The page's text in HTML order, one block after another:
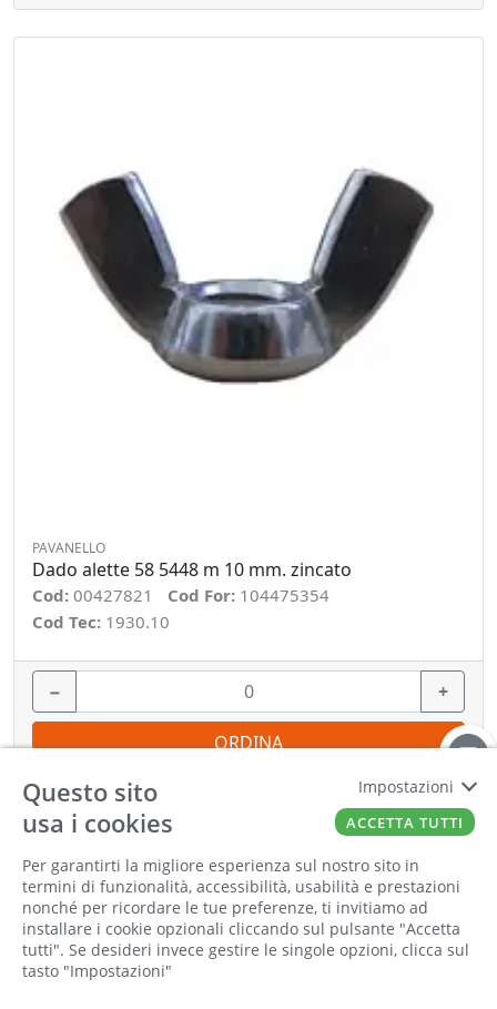
Informiamo la nostra clientela che saremo
chiusi per la pausa estiva dall'8 al 23 agosto
compresi. Tutti gli ordini online ricevuti
durante la chiusura saranno elaborati a partire
dal 24 agosto
PAVANELLO
Dado alette 58 5448 m 10 mm. zincato
Cod: 00427821 Cod For: 104475354
Cod Tec: 1930.10
− +
ORDINA
Questo sito
usa i cookies
Per garantirti la migliore esperienza sul nostro sito in
termini di funzionalità, accessibilità, usabilità e prestazioni
nonché per ricordare le tue preferenze, ti invitiamo ad
installare i cookie opzionali cliccando sul pulsante "Accetta
tutti". Se desideri invece gestire le singole opzioni, clicca sul
tasto "Impostazioni"
Impostazioni
ACCETTA TUTTI